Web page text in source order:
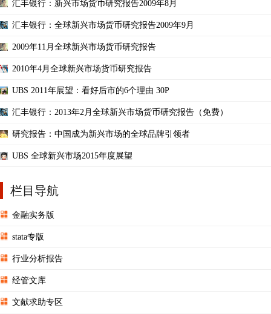
汇丰银行：新兴市场货币研究报告2009年8月
汇丰银行：全球新兴市场货币研究报告2009年9月
2009年11月全球新兴市场货币研究报告
2010年4月全球新兴市场货币研究报告
UBS 2011年展望：看好后市的6个理由 30P
汇丰银行：2013年2月全球新兴市场货币研究报告（免费）
研究报告：中国成为新兴市场的全球品牌引领者
UBS 全球新兴市场2015年度展望
栏目导航
金融实务版
stata专版
行业分析报告
经管文库
文献求助专区